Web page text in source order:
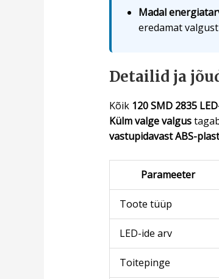
Madal
eredamat valgust
Detailid ja
Kõik 120 SMD 2835
Külm valge valgus
vastupidavast ABS-
Parameeter
Toote tüüp
LED-ide arv
Toitepinge